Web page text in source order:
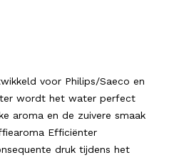
voor Philips/Saeco en
wordt het water perfect
aroma en de zuivere smaak
Efficiënter
druk tijdens het